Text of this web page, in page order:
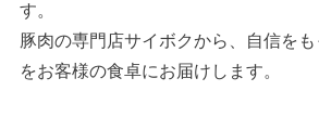
す。
豚肉の専門店サイボクから、自信をも
をお客様の食卓にお届けします。